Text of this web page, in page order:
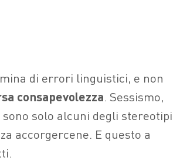
di errori linguistici, e non
consapevolezza. Sessismo,
solo alcuni degli stereotipi
accorgercene. E questo a